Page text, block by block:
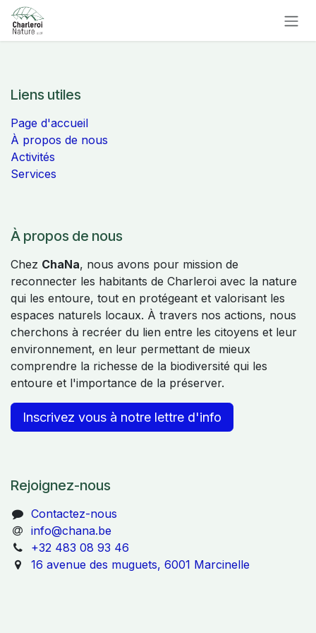
Se rendre au contenu
Liens utiles
Page d'accueil
À propos de nous
Activités
Services
À propos de nous
Chez ChaNa, nous avons pour mission de
reconnecter les habitants de Charleroi avec la nature
qui les entoure, tout en protégeant et valorisant les
espaces naturels locaux. À travers nos actions, nous
cherchons à recréer du lien entre les citoyens et leur
environnement, en leur permettant de mieux
comprendre la richesse de la biodiversité qui les
entoure et l'importance de la préserver.
Inscrivez vous à notre lettre d'info
Rejoignez-nous
Contactez-nous
info@chana.be
+32 483 08 93 46
16 avenue des muguets, 6001 Marcinelle